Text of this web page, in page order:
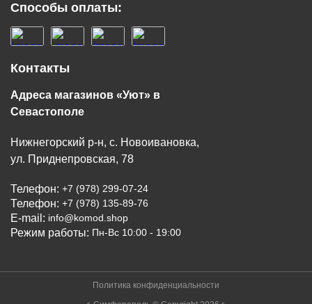
Способы оплаты:
Контакты
Адреса магазинов «Уют» в
Севастополе
Нижнегорский р-н, с. Новоивановка,
ул. Приднепровская, 78
Телефон: +7 (978) 299-07-24
Телефон: +7 (978) 135-89-76
E-mail: info@komod.shop
Режим работы: Пн-Вс 10:00 - 19:00
Политика конфиденциальности